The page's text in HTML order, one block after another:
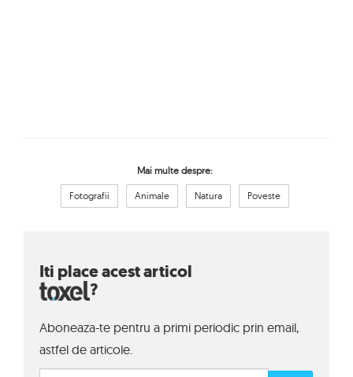
Mai multe despre:
Fotografii Animale Natura Poveste
Iti place acest articol
?
Aboneaza-te pentru a primi periodic prin email,
astfel de articole.